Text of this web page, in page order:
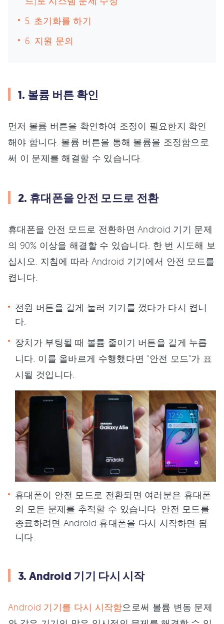
5. 초기화를 하기
6. 지원 문의
1. 볼륨 버튼 확인
먼저 볼륨 버튼을 확인하여 조정이 필요한지 확인
해야 합니다. 볼륨 버튼을 통해 볼륨을 조정함으로
써 이 문제를 해결할 수 있습니다.
2. 휴대폰을 안전 모드로 전환
휴대폰을 안전 모드로 전환하면 Android 기기 문제
의 90% 이상을 해결할 수 있습니다. 한 번 시도해 보
십시오. 지침에 따라 Android 기기에서 안전 모드를
켭니다.
전원 버튼을 길게 눌러 기기를 껐다가 다시 켭니
다.
장치가 부팅될 때 볼륨 줄이기 버튼을 길게 누릅
니다. 이를 올바르게 수행했다면 "안전 모드"가 표
시될 것입니다.
휴대폰이 안전 모드로 전환되면 여러분은 휴대폰
의 모든 문제를 추적할 수 있습니다. 안전 모드를
종료하려면 Android 휴대폰을 다시 시작하면 됩
니다.
3. Android 기기 다시 시작
Android 기기를 다시 시작함으로써 볼륨 변동 문제